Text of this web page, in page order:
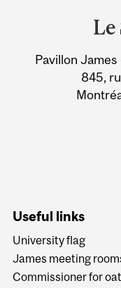
Le
Pavillon
845,
Useful links
University flag
James meeting
Commissioner for